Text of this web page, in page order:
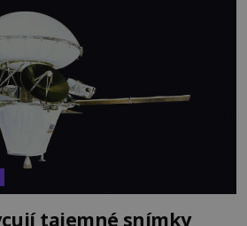
tajemné snímky